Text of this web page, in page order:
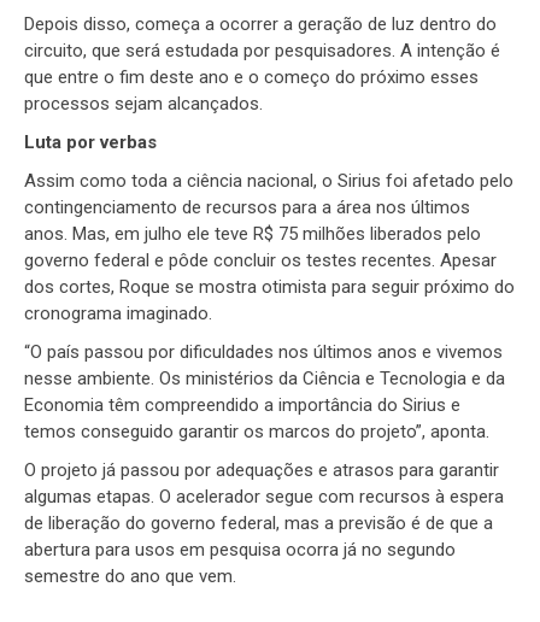
Depois disso, começa a ocorrer a geração de luz dentro do
circuito, que será estudada por pesquisadores. A intenção é
que entre o fim deste ano e o começo do próximo esses
processos sejam alcançados.
Luta por verbas
Assim como toda a ciência nacional, o Sirius foi afetado pelo
contingenciamento de recursos para a área nos últimos
anos. Mas, em julho ele teve R$ 75 milhões liberados pelo
governo federal e pôde concluir os testes recentes. Apesar
dos cortes, Roque se mostra otimista para seguir próximo do
cronograma imaginado.
“O país passou por dificuldades nos últimos anos e vivemos
nesse ambiente. Os ministérios da Ciência e Tecnologia e da
Economia têm compreendido a importância do Sirius e
temos conseguido garantir os marcos do projeto”, aponta.
O projeto já passou por adequações e atrasos para garantir
algumas etapas. O acelerador segue com recursos à espera
de liberação do governo federal, mas a previsão é de que a
abertura para usos em pesquisa ocorra já no segundo
semestre do ano que vem.